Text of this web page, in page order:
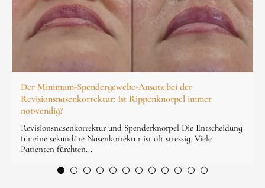
Der Minimum-Spendergewebe-Ansatz bei der
Revisionsnasenkorrektur: Ist Rippenknorpel immer
notwendig?
Revisionsnasenkorrektur und Spenderknorpel Die Entscheidung
für eine sekundäre Nasenkorrektur ist oft stressig. Viele
Patienten fürchten...